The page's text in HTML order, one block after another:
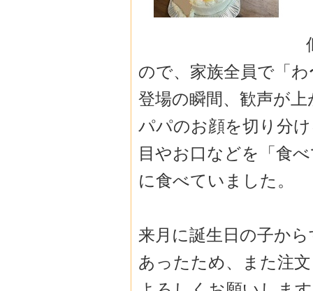
ので、家族全員で「
登場の瞬間、歓声が
パパのお顔を切り分
目やお口などを「食
に食べていました。
来月に誕生日の子か
あったため、また注